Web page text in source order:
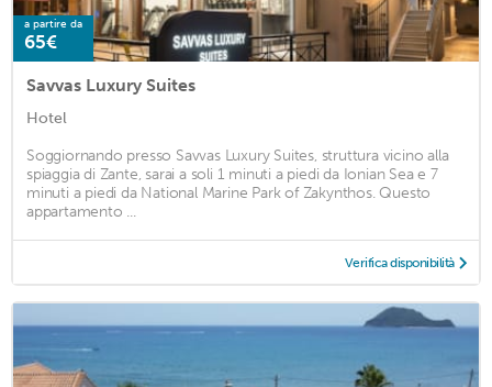
a partire da
65€
Savvas Luxury Suites
Hotel
Soggiornando presso Savvas Luxury Suites, struttura vicino alla
spiaggia di Zante, sarai a soli 1 minuti a piedi da Ionian Sea e 7
minuti a piedi da National Marine Park of Zakynthos. Questo
appartamento ...
Verifica disponibilità